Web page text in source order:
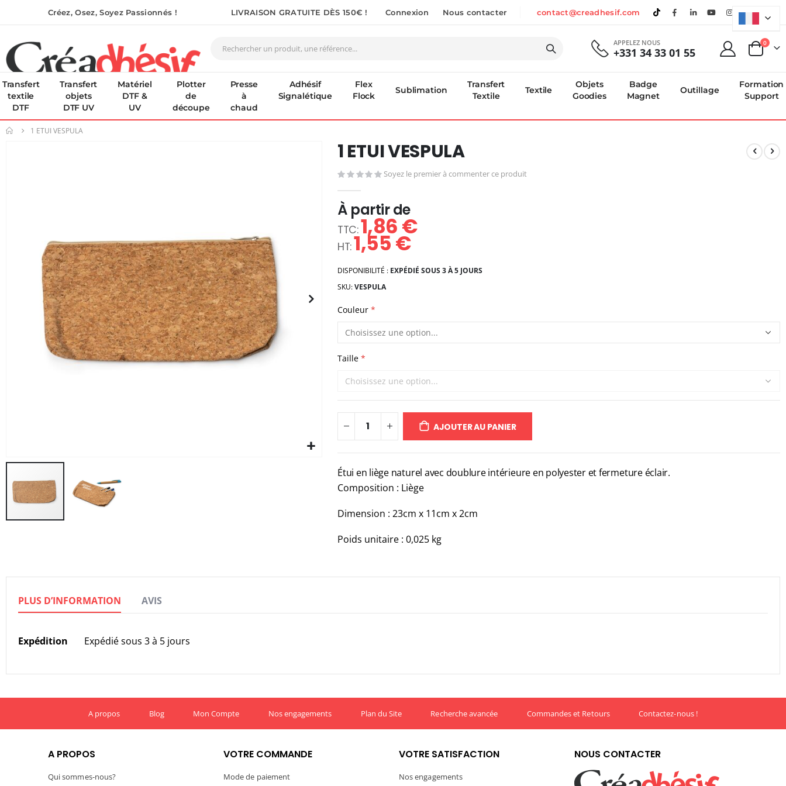
Créez, Osez, Soyez Passionnés ! LIVRAISON GRATUITE DÈS 150€ ! Connexion Nous contacter contact@creadhesif.com
APPELEZ NOUS
+331 34 33 01 55 Panier
0
Transfert
textile
DTF
Transfert
objets
DTF UV
Matériel
DTF &
UV
Plotter
de
découpe
Presse
à
chaud
Adhésif
Signalétique
Flex
Flock
Sublimation
Transfert
Textile
Textile
Objets
Goodies
Badge
Magnet
Outillage
Formation
Support
1 ETUI VESPULA
images
1 ETUI VESPULA
Soyez le premier à commenter ce produit
À partir de
1,86 €
1,55 €
DISPONIBILITÉ : EXPÉDIÉ SOUS 3 À 5 JOURS
SKU VESPULA
Couleur
Taille
AJOUTER AU PANIER
Étui en liège naturel avec doublure intérieure en polyester et fermeture éclair.
Composition : Liège
Dimension : 23cm x 11cm x 2cm
Poids unitaire : 0,025 kg
PLUS D’INFORMATION
Plus
d’information
Expédition Expédié sous 3 à 5 jours
AVIS
A propos Blog Mon Compte Nos engagements Plan du Site Recherche avancée Commandes et Retours Contactez-nous !
A PROPOS
Qui sommes-nous?
VOTRE COMMANDE
Mode de paiement
VOTRE SATISFACTION
Nos engagements
NOUS CONTACTER